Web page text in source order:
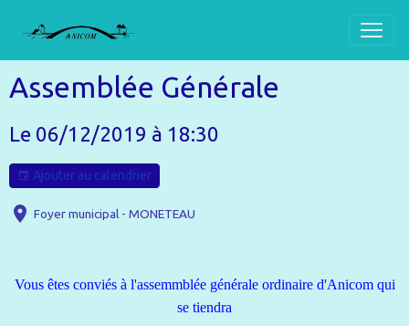
Assemblée Générale
Le 06/12/2019 à 18:30
Ajouter au calendrier
Foyer municipal - MONETEAU
Vous êtes conviés à l'assemmblée générale ordinaire d'Anicom qui
se tiendra